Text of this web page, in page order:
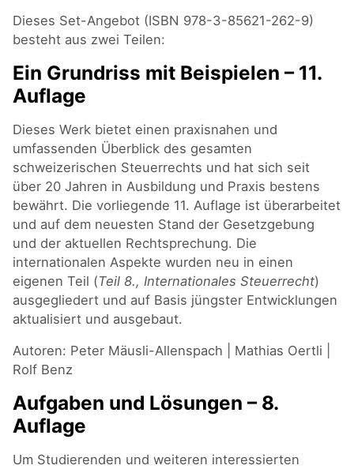
Menge
Dieses Set-Angebot (ISBN 978-3-85621-262-9)
besteht aus zwei Teilen:
Ein Grundriss mit Beispielen – 11.
Auflage
Dieses Werk bietet einen praxisnahen und
umfassenden Überblick des gesamten
schweizerischen Steuerrechts und hat sich seit
über 20 Jahren in Ausbildung und Praxis bestens
bewährt. Die vorliegende 11. Auflage ist überarbeitet
und auf dem neuesten Stand der Gesetzgebung
und der aktuellen Rechtsprechung. Die
internationalen Aspekte wurden neu in einen
eigenen Teil (Teil 8., Internationales Steuerrecht)
ausgegliedert und auf Basis jüngster Entwicklungen
aktualisiert und ausgebaut.
Autoren: Peter Mäusli-Allenspach | Mathias Oertli |
Rolf Benz
Aufgaben und Lösungen – 8.
Auflage
Um Studierenden und weiteren interessierten